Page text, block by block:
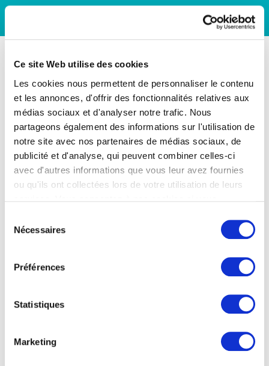
Ce site Web utilise des cookies
Les cookies nous permettent de personnaliser le contenu
et les annonces, d'offrir des fonctionnalités relatives aux
médias sociaux et d'analyser notre trafic. Nous
partageons également des informations sur l'utilisation de
notre site avec nos partenaires de médias sociaux, de
publicité et d'analyse, qui peuvent combiner celles-ci
avec d'autres informations que vous leur avez fournies
ou qu'ils ont collectées lors de votre utilisation de leurs
Nécessaires
Préférences
Statistiques
Marketing